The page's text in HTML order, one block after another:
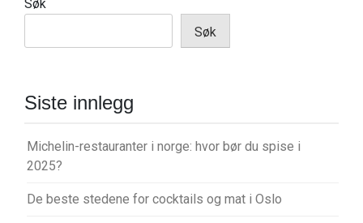
Søk
Søk
Siste innlegg
Michelin-restauranter i norge: hvor bør du spise i
2025?
De beste stedene for cocktails og mat i Oslo